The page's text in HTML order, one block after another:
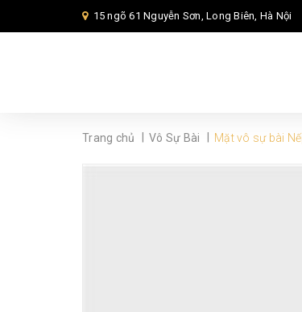
15 ngõ 61 Nguyễn Sơn, Long Biên, Hà Nội
Trang chủ Vô Sự Bài Mặt vô sự bài